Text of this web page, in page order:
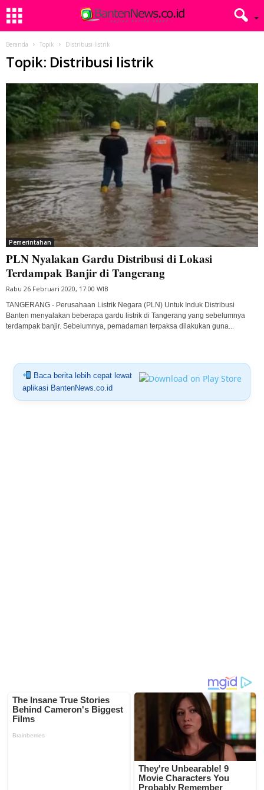
Beranda Topik Distribusi listrik
Topik: Distribusi listrik
Pemerintahan
PLN Nyalakan Gardu Distribusi di Lokasi
Terdampak Banjir di Tangerang
Rabu 26 Februari 2020, 17:00 WIB
TANGERANG - Perusahaan Listrik Negara (PLN) Untuk Induk Distribusi
Banten menyalakan beberapa gardu listrik di Tangerang yang sebelumnya
terdampak banjir. Sebelumnya, pemadaman terpaksa dilakukan guna...
Baca berita lebih cepat lewat
aplikasi BantenNews.co.id